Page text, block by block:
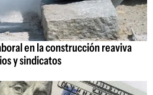
en la construcción reaviva
y sindicatos